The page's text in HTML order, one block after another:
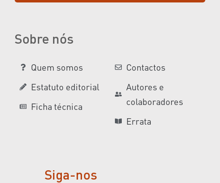
Sobre nós
Quem somos
Estatuto editorial
Ficha técnica
Contactos
Autores e
colaboradores
Errata
Siga-nos